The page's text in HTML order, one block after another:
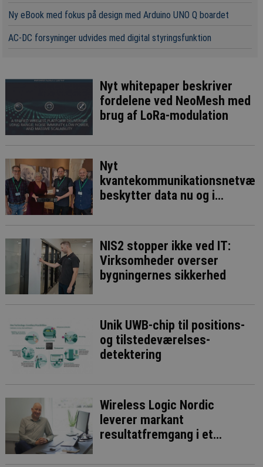
Ny eBook med fokus på design med Arduino UNO Q boardet
AC-DC forsyninger udvides med digital styringsfunktion
Nyt whitepaper beskriver
fordelene ved NeoMesh med
brug af LoRa-modulation
Nyt
beskytter data nu og i
NIS2 stopper ikke ved IT:
Virksomheder overser
bygningernes sikkerhed
Unik UWB-chip til positions-
og tilstedeværelses-
detektering
Wireless Logic Nordic
leverer markant
resultatfremgang i et